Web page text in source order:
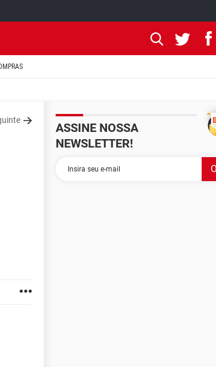
ASSINE NOSSA
NEWSLETTER!